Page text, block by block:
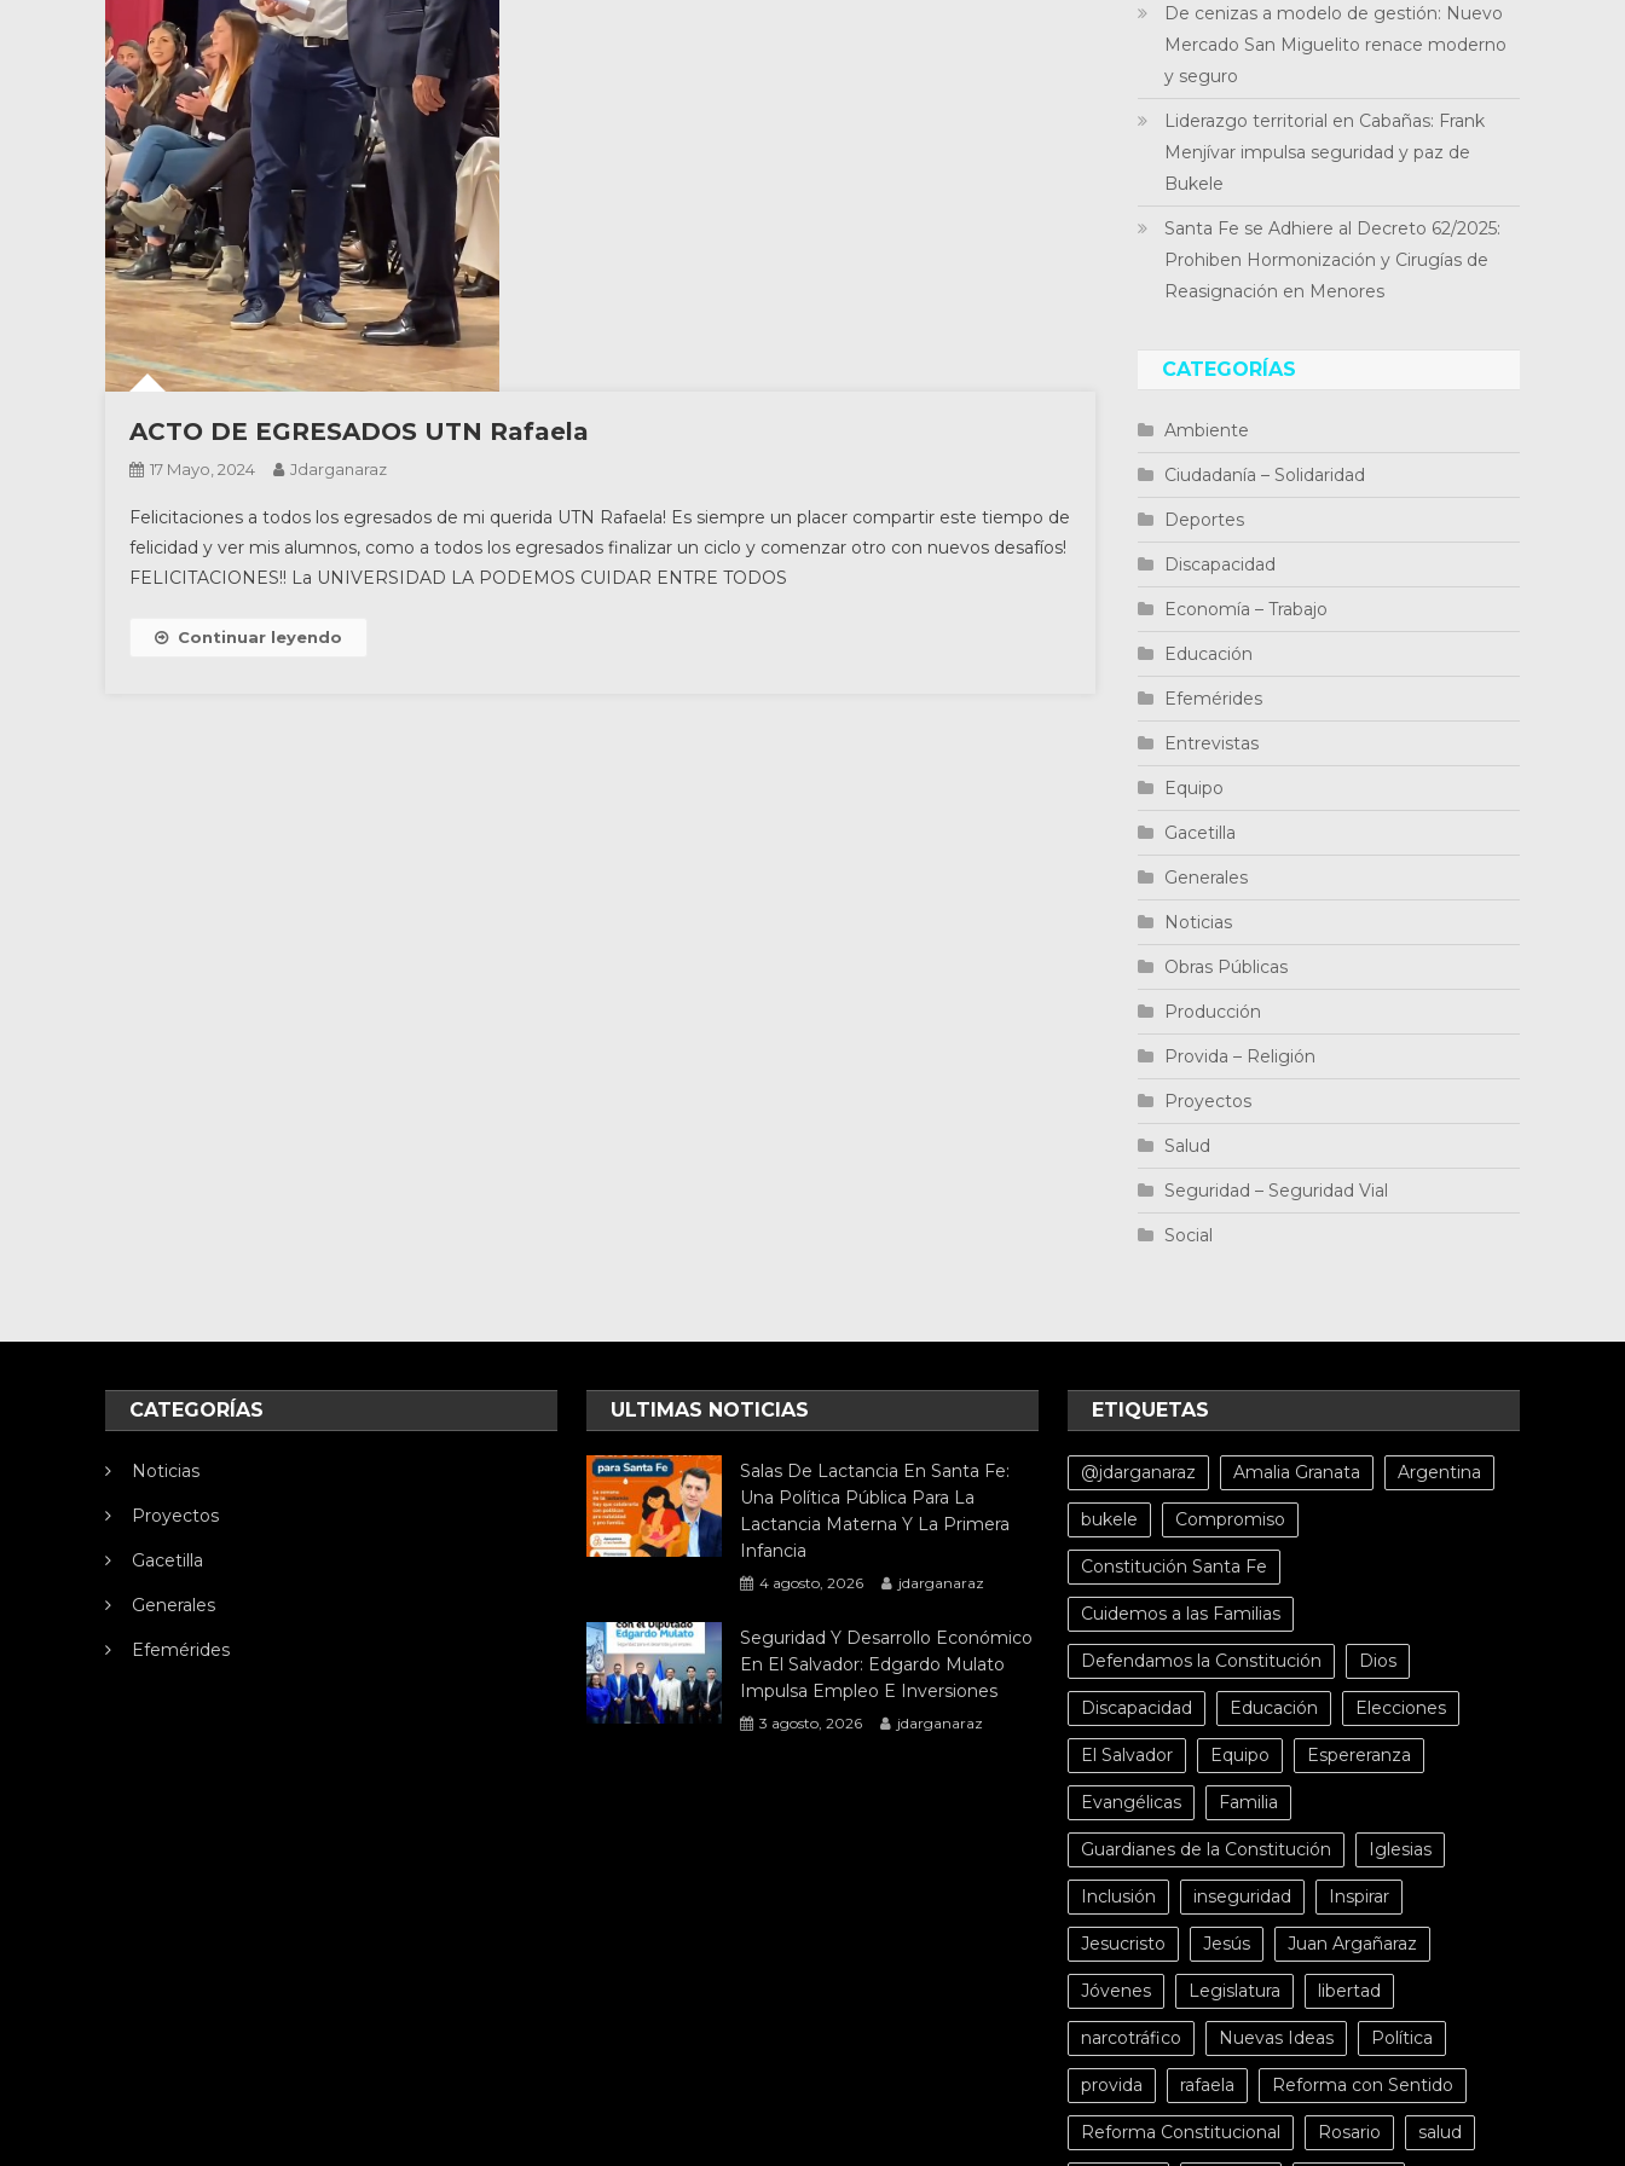
ACTO DE EGRESADOS UTN Rafaela
17 Mayo, 2024 Jdarganaraz
Felicitaciones a todos los egresados de mi querida UTN Rafaela! Es siempre un placer compartir este tiempo de
felicidad y ver mis alumnos, como a todos los egresados finalizar un ciclo y comenzar otro con nuevos desafíos!
FELICITACIONES!! La UNIVERSIDAD LA PODEMOS CUIDAR ENTRE TODOS
Continuar leyendo
De cenizas a modelo de gestión: Nuevo
Mercado San Miguelito renace moderno
y seguro
Liderazgo territorial en Cabañas: Frank
Menjívar impulsa seguridad y paz de
Bukele
Santa Fe se Adhiere al Decreto 62/2025:
Prohiben Hormonización y Cirugías de
Reasignación en Menores
CATEGORÍAS
Ambiente
Ciudadanía – Solidaridad
Deportes
Discapacidad
Economía – Trabajo
Educación
Efemérides
Entrevistas
Equipo
Gacetilla
Generales
Noticias
Obras Públicas
Producción
Provida – Religión
Proyectos
Salud
Seguridad – Seguridad Vial
Social
CATEGORÍAS
Noticias
Proyectos
Gacetilla
Generales
Efemérides
ULTIMAS NOTICIAS
Salas De Lactancia En Santa Fe:
Una Política Pública Para La
Lactancia Materna Y La Primera
Infancia
4 agosto, 2026 jdarganaraz
Seguridad Y Desarrollo Económico
En El Salvador: Edgardo Mulato
Impulsa Empleo E Inversiones
3 agosto, 2026 jdarganaraz
ETIQUETAS
@jdarganaraz Amalia Granata Argentina
bukele Compromiso
Constitución Santa Fe
Cuidemos a las Familias
Defendamos la Constitución Dios
Discapacidad Educación Elecciones
El Salvador Equipo Espereranza
Evangélicas Familia
Guardianes de la Constitución Iglesias
Inclusión inseguridad Inspirar
Jesucristo Jesús Juan Argañaraz
Jóvenes Legislatura libertad
narcotráfico Nuevas Ideas Política
provida rafaela Reforma con Sentido
Reforma Constitucional Rosario salud